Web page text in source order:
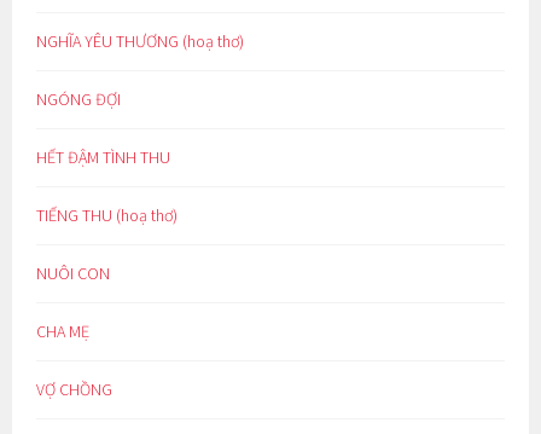
NGHĨA YÊU THƯƠNG (hoạ thơ)
NGÓNG ĐỢI
HẾT ĐẬM TÌNH THU
TIẾNG THU (hoạ thơ)
NUÔI CON
CHA MẸ
VỢ CHỒNG